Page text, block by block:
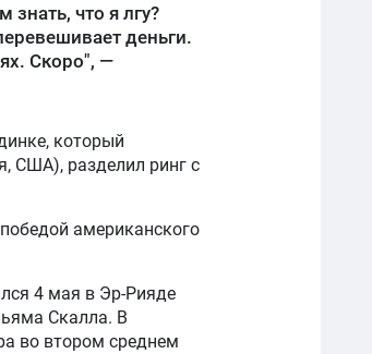
что я лгу?
деньги.
Скоро", —
который
США), разделил ринг с
американского
4 мая в Эр-Рияде
Скалла. В
во втором среднем